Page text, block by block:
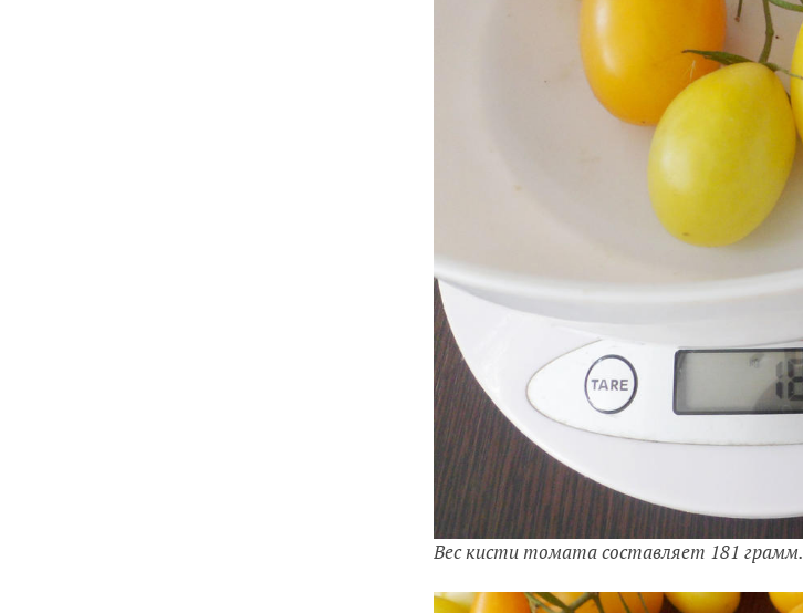
Вес кисти томата составляет 181 грамм.